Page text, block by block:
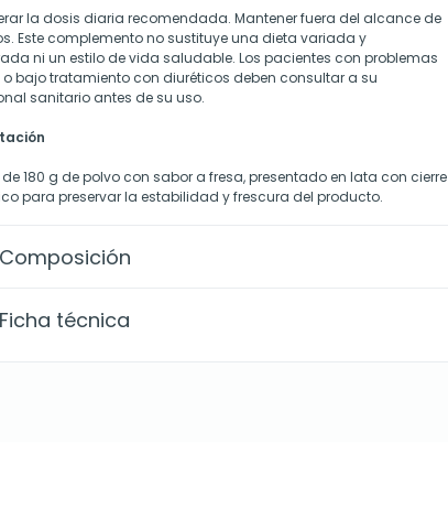
la dosis diaria recomendada. Mantener fuera del alcance de
Este complemento no sustituye una dieta variada y
ni un estilo de vida saludable. Los pacientes con problemas
o bajo tratamiento con diuréticos deben consultar a su
sanitario antes de su uso.
de 180 g de polvo con sabor a fresa, presentado en lata con cierre
para preservar la estabilidad y frescura del producto.
Composición
Ficha técnica